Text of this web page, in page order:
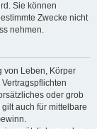
Sie können
Zwecke nicht
nehmen.
von Leben, Körper
oder grob
auch für mittelbare